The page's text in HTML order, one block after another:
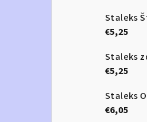
Staleks
€5,25
Staleks
€5,25
€6,05